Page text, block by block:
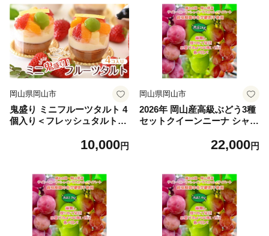
県 岡山市 おすすめ 人気】
岡山県岡山市
鬼盛り ミニフルーツタルト 4
個入り＜フレッシュタルトの
ルト ケーキ フルーツ 誕生日
10,000円
岡山県岡山市
2026年 岡山産高級ぶどう3種
セットクイーンニーナ シャイ
りたて発送 農家直送 数量限
定 新鮮 食べ比べ 8月中旬か
ら発送
22,000円